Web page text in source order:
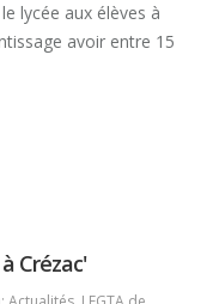
lycée aux élèves à
avoir entre 15
Crézac'